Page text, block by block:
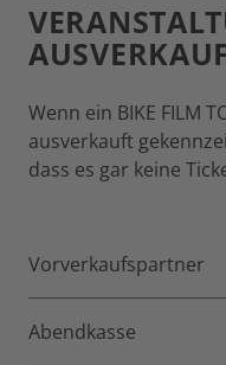
Wenn ein BIKE FILM
ausverkauft
dass es gar keine
Vorverkaufspartner
Abendkasse